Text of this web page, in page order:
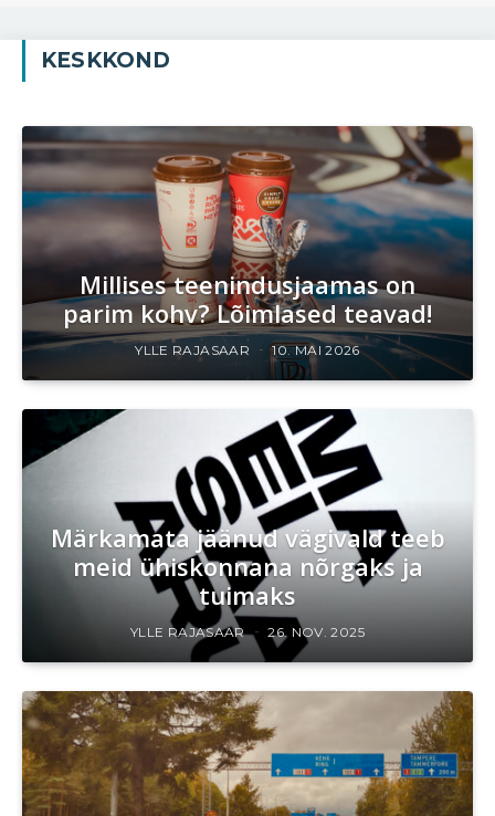
KESKKOND
Millises teenindusjaamas on
parim kohv? Lõimlased teavad!
YLLE RAJASAAR 10. MAI 2026
Märkamata jäänud vägivald teeb
meid ühiskonnana nõrgaks ja
tuimaks
YLLE RAJASAAR 26. NOV. 2025